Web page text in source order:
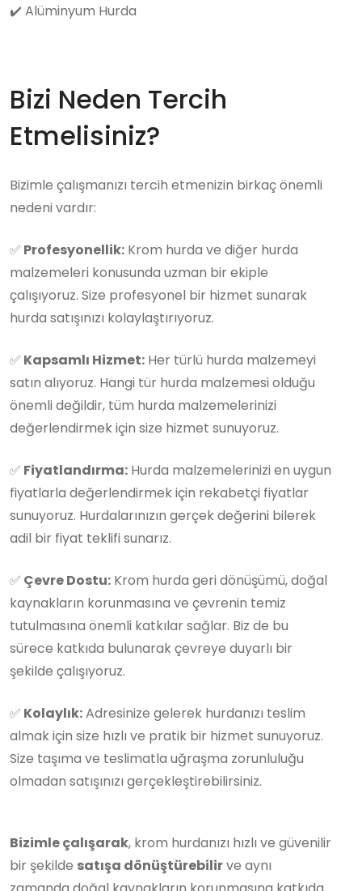
✔️ Alüminyum Hurda
Bizi Neden Tercih
Etmelisiniz?
Bizimle çalışmanızı tercih etmenizin birkaç önemli
nedeni vardır:
✅ Profesyonellik: Krom hurda ve diğer hurda
malzemeleri konusunda uzman bir ekiple
çalışıyoruz. Size profesyonel bir hizmet sunarak
hurda satışınızı kolaylaştırıyoruz.
✅ Kapsamlı Hizmet: Her türlü hurda malzemeyi
satın alıyoruz. Hangi tür hurda malzemesi olduğu
önemli değildir, tüm hurda malzemelerinizi
değerlendirmek için size hizmet sunuyoruz.
✅ Fiyatlandırma: Hurda malzemelerinizi en uygun
fiyatlarla değerlendirmek için rekabetçi fiyatlar
sunuyoruz. Hurdalarınızın gerçek değerini bilerek
adil bir fiyat teklifi sunarız.
✅ Çevre Dostu: Krom hurda geri dönüşümü, doğal
kaynakların korunmasına ve çevrenin temiz
tutulmasına önemli katkılar sağlar. Biz de bu
sürece katkıda bulunarak çevreye duyarlı bir
şekilde çalışıyoruz.
✅ Kolaylık:Adresinize gelerek hurdanızı teslim
almak için size hızlı ve pratik bir hizmet sunuyoruz.
Size taşıma ve teslimatla uğraşma zorunluluğu
olmadan satışınızı gerçekleştirebilirsiniz.
Bizimle çalışarak, krom hurdanızı hızlı ve güvenilir
bir şekilde satışa dönüştürebilirve aynı